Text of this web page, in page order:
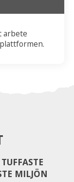
arbete
MILJÖN